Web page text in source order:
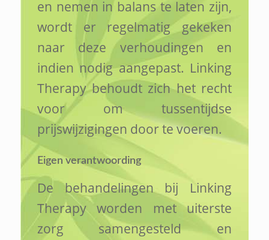
en nemen in balans te laten zijn,
wordt er regelmatig gekeken
naar deze verhoudingen en
indien nodig aangepast. Linking
Therapy behoudt zich het recht
voor om tussentijdse
prijswijzigingen door te voeren.
Eigen verantwoording
De behandelingen bij Linking
Therapy worden met uiterste
zorg samengesteld en